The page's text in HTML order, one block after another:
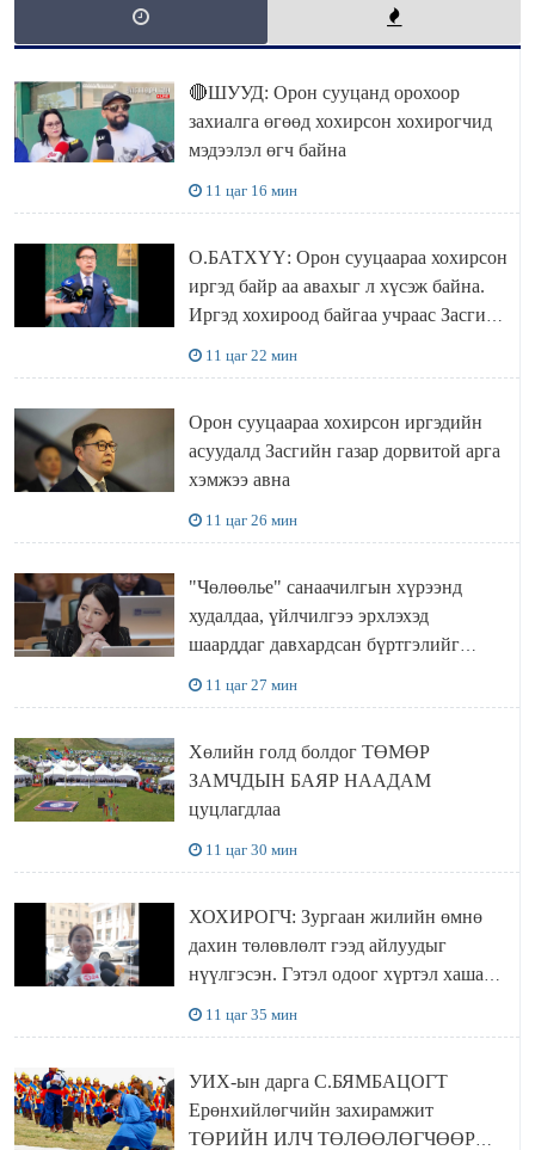
🔴ШУУД: Орон сууцанд орохоор
захиалга өгөөд хохирсон хохирогчид
мэдээлэл өгч байна
11 цаг 16 мин
О.БАТХҮҮ: Орон сууцаараа хохирсон
иргэд байр аа авахыг л хүсэж байна.
Иргэд хохироод байгаа учраас Засгийн
11 цаг 22 мин
Орон сууцаараа хохирсон иргэдийн
асуудалд Засгийн газар дорвитой арга
хэмжээ авна
11 цаг 26 мин
"Чөлөөлье" санаачилгын хүрээнд
худалдаа, үйлчилгээ эрхлэхэд
шаарддаг давхардсан бүртгэлийг
11 цаг 27 мин
Хөлийн голд болдог ТӨМӨР
ЗАМЧДЫН БАЯР НААДАМ
цуцлагдлаа
11 цаг 30 мин
ХОХИРОГЧ: Зургаан жилийн өмнө
дахин төлөвлөлт гээд айлуудыг
нүүлгэсэн. Гэтэл одоог хүртэл хашаа
11 цаг 35 мин
УИХ-ын дарга С.БЯМБАЦОГТ
Ерөнхийлөгчийн захирамжит
ТӨРИЙН ИЛЧ ТӨЛӨӨЛӨГЧӨӨР